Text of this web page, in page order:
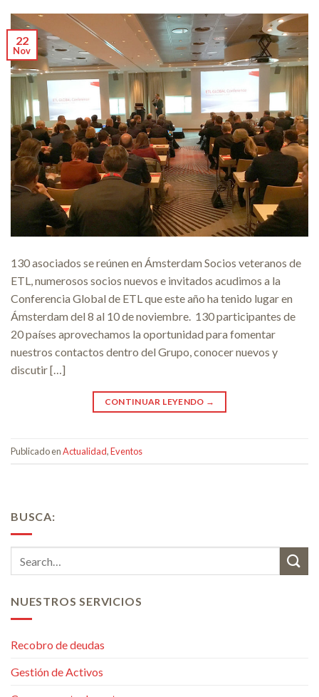
22
Nov
130 asociados se reúnen en Ámsterdam Socios veteranos de
ETL, numerosos socios nuevos e invitados acudimos a la
Conferencia Global de ETL que este año ha tenido lugar en
Ámsterdam del 8 al 10 de noviembre. 130 participantes de
20 países aprovechamos la oportunidad para fomentar
nuestros contactos dentro del Grupo, conocer nuevos y
discutir […]
CONTINUAR LEYENDO →
Publicado enActualidad,Eventos
BUSCA:
NUESTROS SERVICIOS
Recobro de deudas
Gestión de Activos